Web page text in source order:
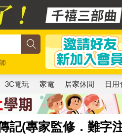
3C電玩 家電 居家休閒 日用
記(專家監修．難字